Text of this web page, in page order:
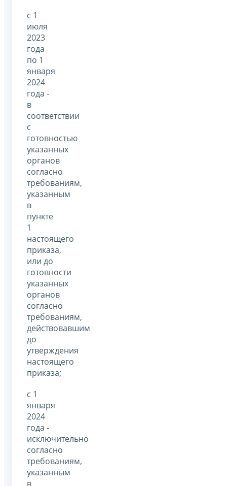
с 1
июля
2023
года
по 1
января
2024
года -
в
соответствии
с
готовностью
указанных
органов
согласно
требованиям,
указанным
в
пункте
1
настоящего
приказа,
или до
готовности
указанных
органов
согласно
требованиям,
действовавшим
до
утверждения
настоящего
приказа;
с 1
января
2024
года -
исключительно
согласно
требованиям,
указанным
в